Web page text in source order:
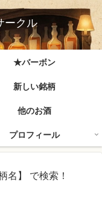
ークル
★バーボン
新しい銘柄
他のお酒
プロフィール
】 で検索！